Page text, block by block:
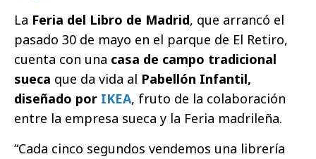
La Feria del Libro de Madrid, que arrancó el
pasado 30 de mayo en el parque de El Retiro,
cuenta con una casa de campo tradicional
sueca que da vida al Pabellón Infantil,
diseñado por IKEA, fruto de la colaboración
entre la empresa sueca y la Feria madrileña.
“Cada cinco segundos vendemos una librería